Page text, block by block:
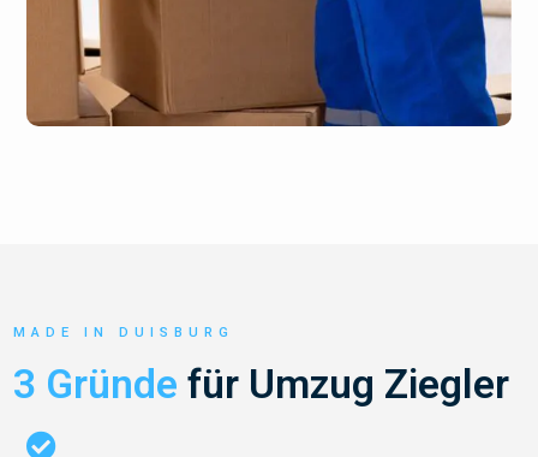
MADE IN DUISBURG
3 Gründe für Umzug Ziegler